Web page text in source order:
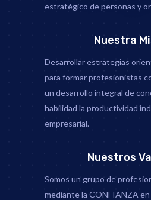
estratégico de personas y
Nuestra
Desarrollar estrategias
para formar profesionistas
un desarrollo integral de
habilidad la productividad
empresarial.
Nuestros
Somos un grupo de
mediante la CONFIANZA